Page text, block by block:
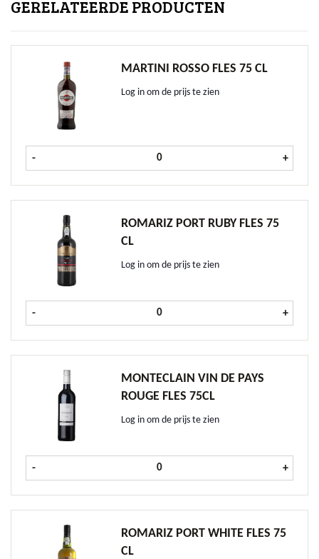
GERELATEERDE PRODUCTEN
MARTINI ROSSO FLES 75 CL
Log in om de prijs te zien
- Martini Rosso fles 75 cl aantal
+
ROMARIZ PORT RUBY FLES 75
CL
Log in om de prijs te zien
- Romariz Port Ruby fles 75 cl aantal
+
MONTECLAIN VIN DE PAYS
ROUGE FLES 75CL
Log in om de prijs te zien
- Monteclain Vin de Pays Rouge
+
ROMARIZ PORT WHITE FLES 75
CL